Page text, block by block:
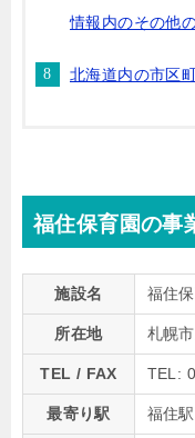
情報内のその他
北海道内の市区
福住保育園の事
施設名 福住
所在地 札幌
TEL / FAX TEL:
最寄り駅 福住